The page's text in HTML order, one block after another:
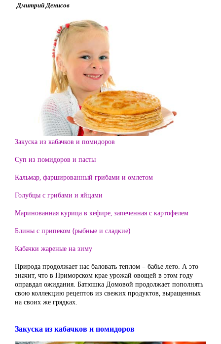
Дмитрий Денисов
Закуска из кабачков и помидоров
Суп из помидоров и пасты
Кальмар, фаршированный грибами и омлетом
Голубцы с грибами и яйцами
Маринованная курица в кефире, запеченная с картофелем
Блины с припеком (рыбные и сладкие)
Кабачки жареные на зиму
Природа продолжает нас баловать теплом – бабье лето. А это
значит, что в Приморском крае урожай овощей в этом году
оправдал ожидания. Батюшка Домовой продолжает пополнять
свою коллекцию рецептов из свежих продуктов, выращенных
на своих же грядках.
Закуска из кабачков и помидоров